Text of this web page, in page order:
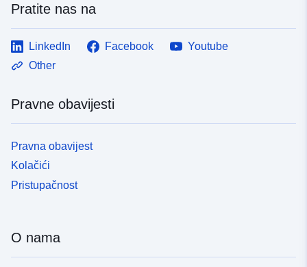
Pratite nas na
LinkedIn Facebook
Youtube
Other
Pravne obavijesti
Pravna obavijest
Kolačići
Pristupačnost
O nama